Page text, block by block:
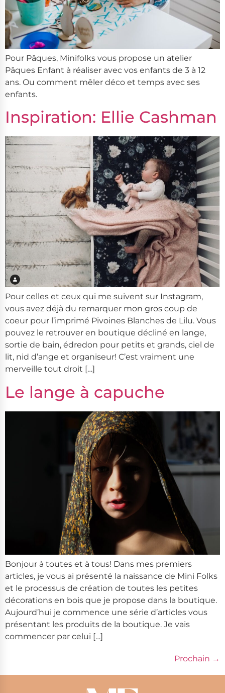
Pour Pâques, Minifolks vous propose un atelier
Pâques Enfant à réaliser avec vos enfants de 3 à 12
ans. Ou comment mêler déco et temps avec ses
enfants.
Inspiration: Ellie Cashman
Pour celles et ceux qui me suivent sur Instagram,
vous avez déjà du remarquer mon gros coup de
coeur pour l’imprimé Pivoines Blanches de Lilu. Vous
pouvez le retrouver en boutique décliné en lange,
sortie de bain, édredon pour petits et grands, ciel de
lit, nid d’ange et organiseur! C’est vraiment une
merveille tout droit […]
Le lange à capuche
Bonjour à toutes et à tous! Dans mes premiers
articles, je vous ai présenté la naissance de Mini Folks
et le processus de création de toutes les petites
décorations en bois que je propose dans la boutique.
Aujourd’hui je commence une série d’articles vous
présentant les produits de la boutique. Je vais
commencer par celui […]
Prochain →